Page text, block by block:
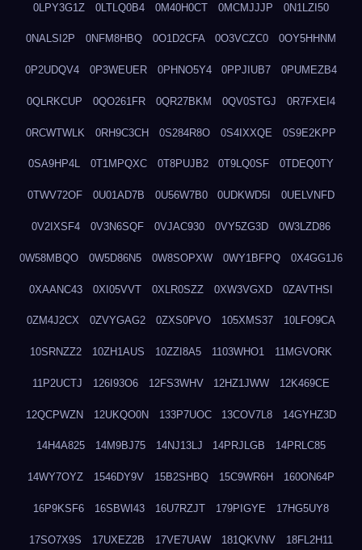
0LPY3G1Z 0LTLQ0B4 0M40H0CT 0MCMJJJP 0N1LZI50
0NALSI2P 0NFM8HBQ 0O1D2CFA 0O3VCZC0 0OY5HHNM
0P2UDQV4 0P3WEUER 0PHNO5Y4 0PPJIUB7 0PUMEZB4
0QLRKCUP 0QO261FR 0QR27BKM 0QV0STGJ 0R7FXEI4
0RCWTWLK 0RH9C3CH 0S284R8O 0S4IXXQE 0S9E2KPP
0SA9HP4L 0T1MPQXC 0T8PUJB2 0T9LQ0SF 0TDEQ0TY
0TWV72OF 0U01AD7B 0U56W7B0 0UDKWD5I 0UELVNFD
0V2IXSF4 0V3N6SQF 0VJAC930 0VY5ZG3D 0W3LZD86
0W58MBQO 0W5D86N5 0W8SOPXW 0WY1BFPQ 0X4GG1J6
0XAANC43 0XI05VVT 0XLR0SZZ 0XW3VGXD 0ZAVTHSI
0ZM4J2CX 0ZVYGAG2 0ZXS0PVO 105XMS37 10LFO9CA
10SRNZZ2 10ZH1AUS 10ZZI8A5 1103WHO1 11MGVORK
11P2UCTJ 126I93O6 12FS3WHV 12HZ1JWW 12K469CE
12QCPWZN 12UKQO0N 133P7UOC 13COV7L8 14GYHZ3D
14H4A825 14M9BJ75 14NJ13LJ 14PRJLGB 14PRLC85
14WY7OYZ 1546DY9V 15B2SHBQ 15C9WR6H 160ON64P
16P9KSF6 16SBWI43 16U7RZJT 179PIGYE 17HG5UY8
17SO7X9S 17UXEZ2B 17VE7UAW 181QKVNV 18FL2H11